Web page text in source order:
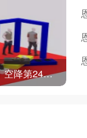
UNKUT恩咖携手新伙伴（DCNTD）丨空降第24届虎门国际服装交易会